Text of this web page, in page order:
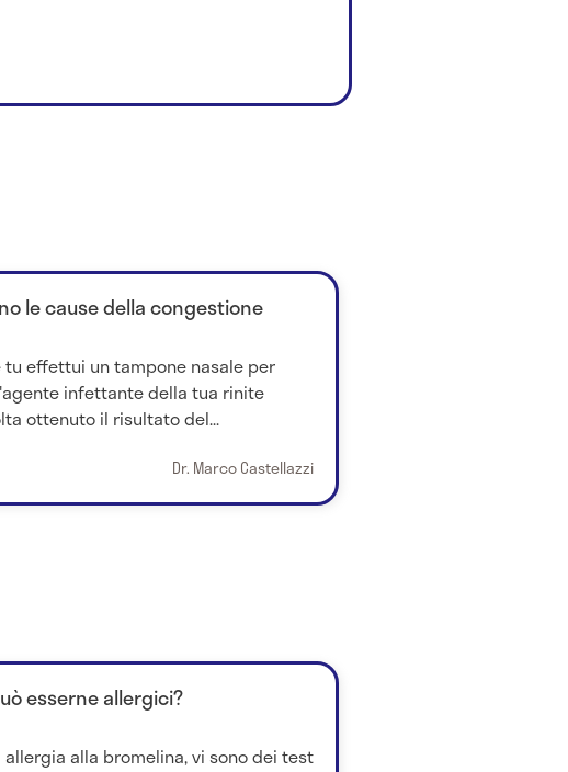
le cause della congestione
tu effettui un tampone nasale per
infettante della tua rinite
ottenuto il risultato del...
Dr. Marco Castellazzi
esserne allergici?
alla bromelina, vi sono dei test